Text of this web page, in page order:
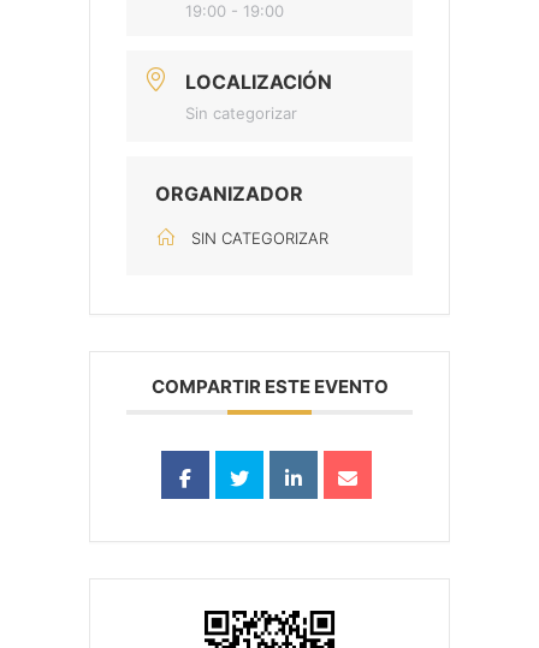
19:00 - 19:00
LOCALIZACIÓN
Sin categorizar
ORGANIZADOR
SIN CATEGORIZAR
COMPARTIR ESTE EVENTO